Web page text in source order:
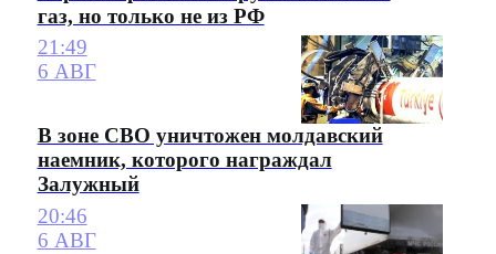
газ, но только не из РФ
21:49
6 АВГ
В зоне СВО уничтожен молдавский
наемник, которого награждал
Залужный
20:46
6 АВГ